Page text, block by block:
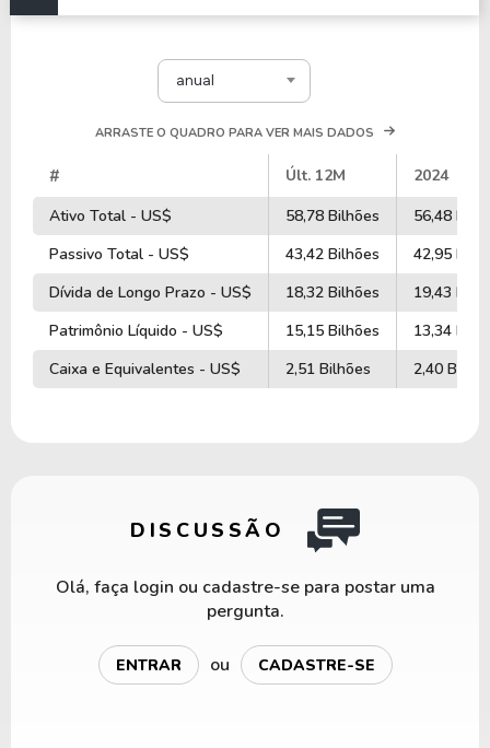
anual
ARRASTE O QUADRO PARA VER MAIS DADOS
# Últ. 12M
2024
Ativo Total - US$
58,78 Bilhões
56,48
Passivo Total - US$
43,42 Bilhões
42,95
Dívida de Longo Prazo - US$
18,32 Bilhões
19,43
Patrimônio Líquido - US$
15,15 Bilhões
13,34
Caixa e Equivalentes - US$
2,51 Bilhões 2,40
DISCUSSÃO
Olá, faça login ou cadastre-se para postar uma
pergunta.
ENTRAR ou CADASTRE-SE